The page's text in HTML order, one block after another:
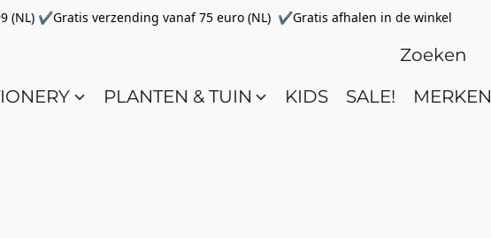
(NL) ✔Gratis verzending vanaf 75 euro (NL) ✔Gratis afhalen in de winkel
PLANTEN & TUIN KIDS SALE! MERKEN